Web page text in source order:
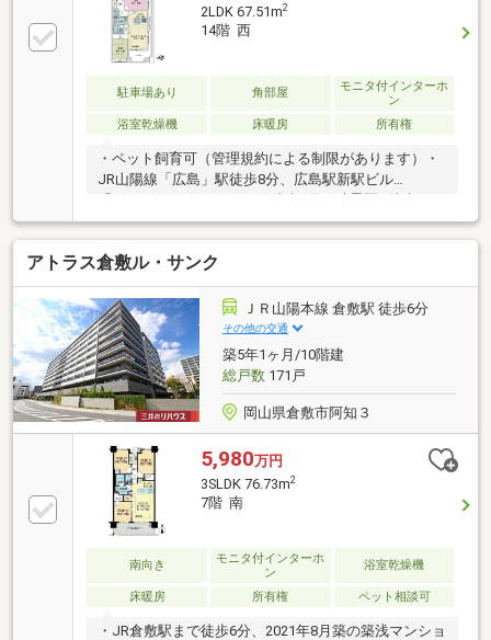
2LDK 67.51m2
14階 西
駐車場あり 角部屋
モニタ付インターホ
ン
浴室乾燥機
床暖房 所有権
・ペット飼育可（管理規約による制限があります）・
JR山陽線「広島」駅徒歩8分、広島駅新駅ビル
分・ユアーズ幟町店…徒歩8分・広島市立幟町小学校…
徒歩5分・広島女学院中・高等学校…徒歩5分・エリザ
ベト音楽大学…徒歩6分シャッターゲート付き駐車場
（月額使用料27000円）2027年7月21日現在空き有
アトラス倉敷ル・サンク
ＪＲ山陽本線 倉敷駅 徒歩6分
その他の交通
築5年1ヶ月/10階建
総戸数171戸
岡山県倉敷市阿知３
5,980万円
3SLDK 76.73m2
7階 南
南向き
モニタ付インターホ
ン
浴室乾燥機
床暖房 所有権 ペット相談可
・JR倉敷駅まで徒歩6分、2021年8月築の築浅マンショ